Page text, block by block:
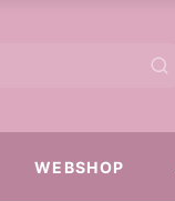
WEBSHOP